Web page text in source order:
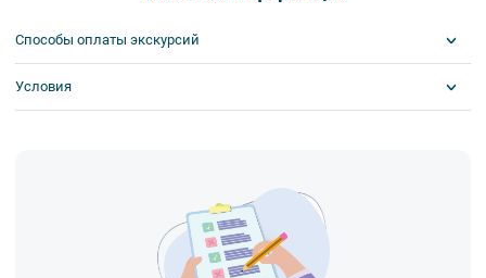
Способы оплаты экскурсий
Условия